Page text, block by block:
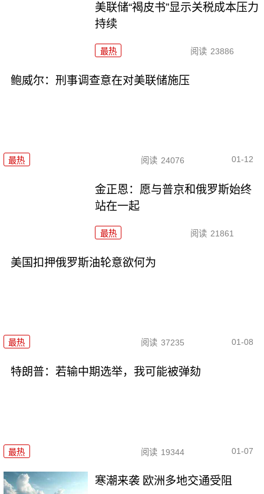
美联储“褐皮书”显示关税成本压力
持续
最热 阅读 23886
鲍威尔：刑事调查意在对美联储施压
最热 阅读 24076 01-12
金正恩：愿与普京和俄罗斯始终
站在一起
最热 阅读 21861
美国扣押俄罗斯油轮意欲何为
最热 阅读 37235 01-08
特朗普：若输中期选举，我可能被弹劾
最热 阅读 19344 01-07
寒潮来袭 欧洲多地交通受阻